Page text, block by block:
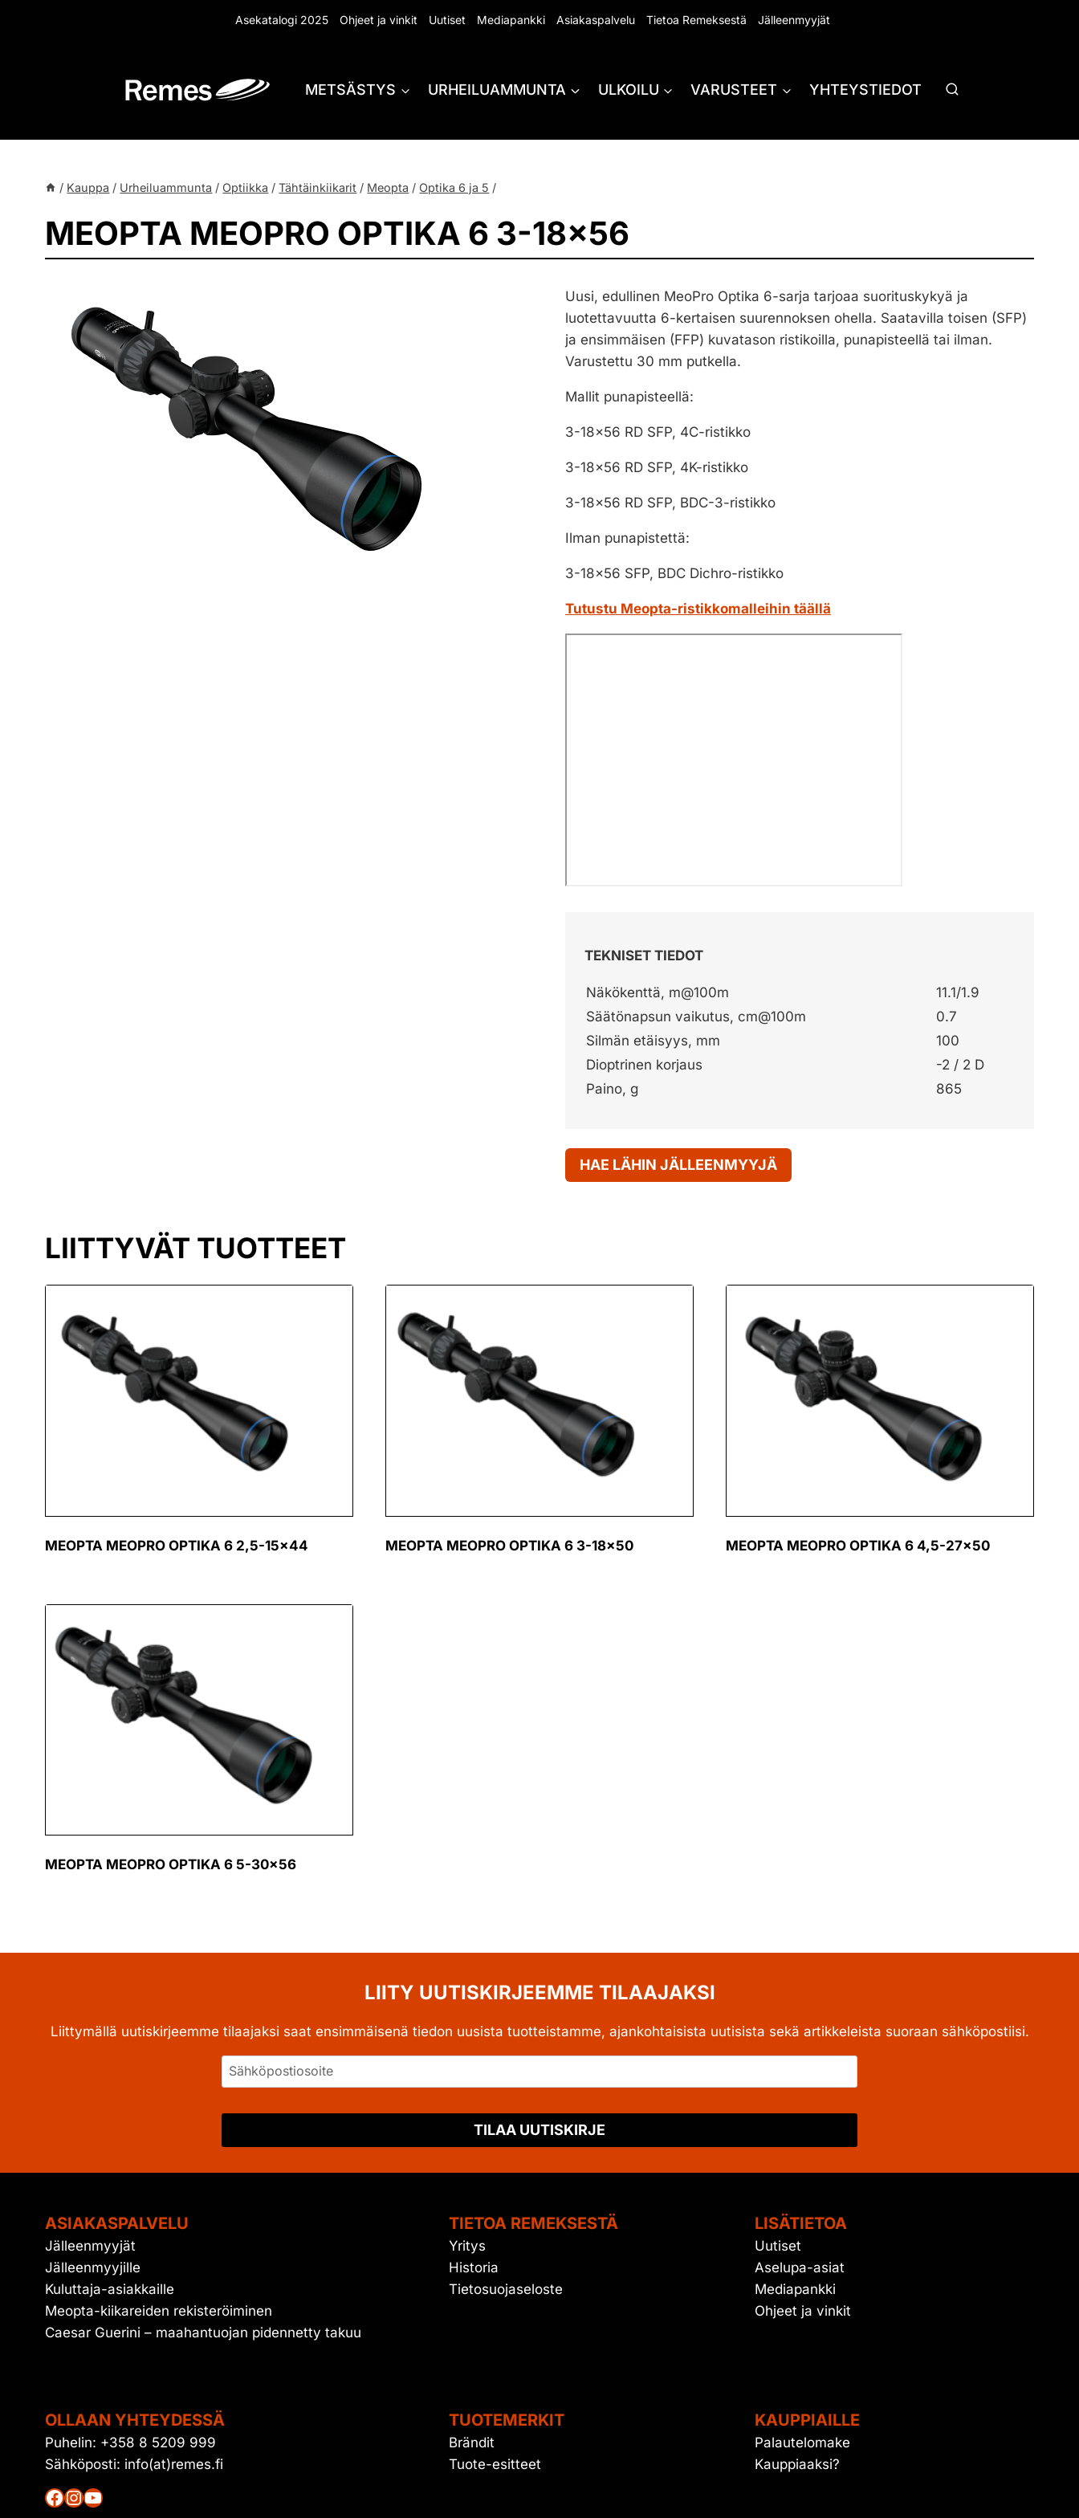
Asekatalogi 2025 Ohjeet ja vinkit Uutiset Mediapankki Asiakaspalvelu Tietoa Remeksestä Jälleenmyyjät
METSÄSTYS URHEILUAMMUNTA ULKOILU VARUSTEET YHTEYSTIEDOT
/ Kauppa / Urheiluammunta / Optiikka / Tähtäinkiikarit / Meopta / Optika 6 ja 5 /
MEOPTA MEOPRO OPTIKA 6 3-18×56
Uusi, edullinen MeoPro Optika 6-sarja tarjoaa suorituskykyä ja
luotettavuutta 6-kertaisen suurennoksen ohella. Saatavilla toisen (SFP)
ja ensimmäisen (FFP) kuvatason ristikoilla, punapisteellä tai ilman.
Varustettu 30 mm putkella.
Mallit punapisteellä:
3-18×56 RD SFP, 4C-ristikko
3-18×56 RD SFP, 4K-ristikko
3-18×56 RD SFP, BDC-3-ristikko
Ilman punapistettä:
3-18×56 SFP, BDC Dichro-ristikko
Tutustu Meopta-ristikkomalleihin täällä
TEKNISET TIEDOT
Näkökenttä, m@100m
11.1/1.9
Säätönapsun vaikutus, cm@100m
0.7
Silmän etäisyys, mm
100
Dioptrinen korjaus
-2 / 2 D
Paino, g
865
HAE LÄHIN JÄLLEENMYYJÄ
LIITTYVÄT TUOTTEET
MEOPTA MEOPRO OPTIKA 6 2,5-15×44 MEOPTA MEOPRO OPTIKA 6 3-18×50 MEOPTA MEOPRO OPTIKA 6 4,5-27×50
MEOPTA MEOPRO OPTIKA 6 5-30×56
LIITY UUTISKIRJEEMME TILAAJAKSI
Liittymällä uutiskirjeemme tilaajaksi saat ensimmäisenä tiedon uusista tuotteistamme, ajankohtaisista uutisista sekä artikkeleista suoraan sähköpostiisi.
TILAA UUTISKIRJE
ASIAKASPALVELU
Jälleenmyyjät
Jälleenmyyjille
Kuluttaja-asiakkaille
Meopta-kiikareiden rekisteröiminen
Caesar Guerini – maahantuojan pidennetty takuu
TIETOA REMEKSESTÄ
Yritys
Historia
Tietosuojaseloste
LISÄTIETOA
Uutiset
Aselupa-asiat
Mediapankki
Ohjeet ja vinkit
OLLAAN YHTEYDESSÄ
Puhelin: +358 8 5209 999
Sähköposti: info(at)remes.fi
Facebook
Instagram
YouTube
TUOTEMERKIT
Brändit
Tuote-esitteet
KAUPPIAILLE
Palautelomake
Kauppiaaksi?